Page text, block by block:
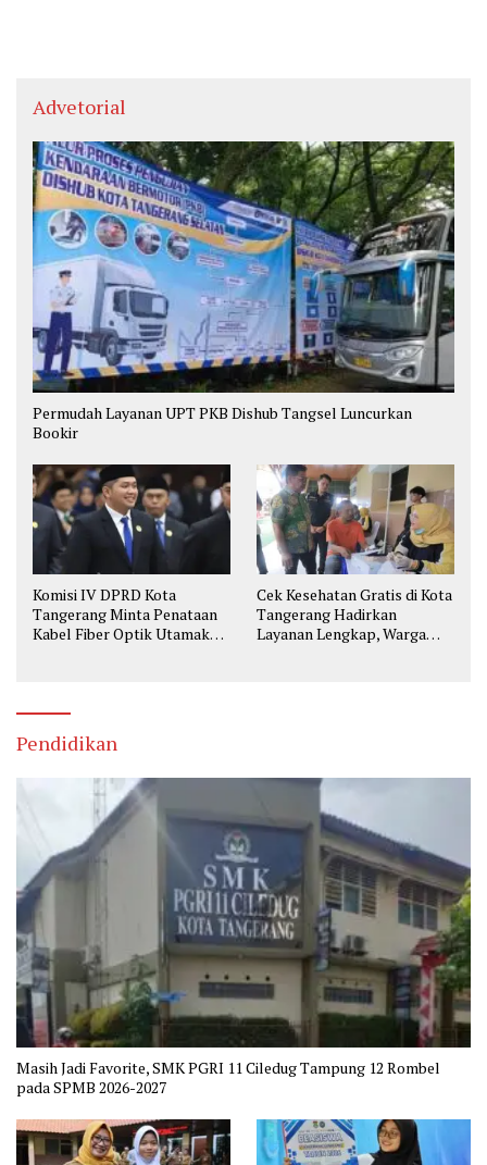
Advetorial
Permudah Layanan UPT PKB Dishub Tangsel Luncurkan
Bookir
Komisi IV DPRD Kota
Tangerang Minta Penataan
Kabel Fiber Optik Utamakan
Cek Kesehatan Gratis di Kota
Tangerang Hadirkan
Layanan Lengkap, Warga
Pendidikan
Masih Jadi Favorite, SMK PGRI 11 Ciledug Tampung 12 Rombel
pada SPMB 2026-2027